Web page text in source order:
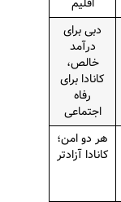
دبی برای
درآمد
خالص،
کانادا برای
رفاه
اجتماعی
هر دو امن؛
کانادا آزادتر